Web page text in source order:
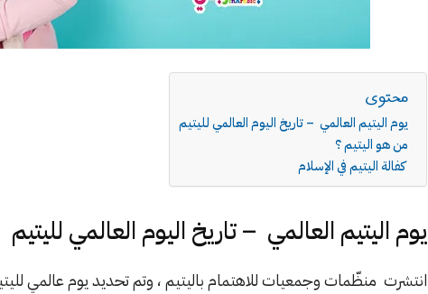
محتوى
يوم اليتيم العالمي – تاريخ اليوم العالمي لليتيم
من هو اليتيم ؟
كفالة اليتيم في الإسلام
يوم اليتيم العالمي – تاريخ اليوم العالمي لليتيم
انتشرت منظّمات وجمعيات للاهتمام باليتيم ، وتم تحديد يوم عالمي